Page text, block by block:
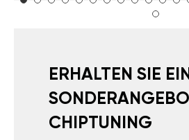
ERHALTEN SIE
CHIPTUNING